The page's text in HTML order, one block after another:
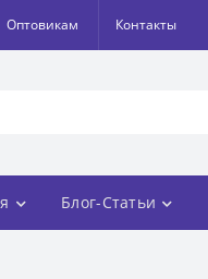
Оптовикам Контакты
Блог-Статьи